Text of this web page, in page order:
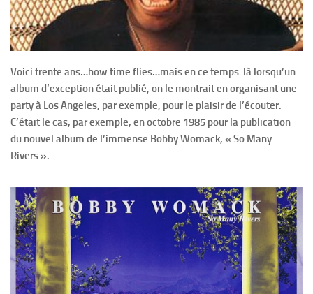
Voici trente ans…how time flies…mais en ce temps-là lorsqu’un
album d’exception était publié, on le montrait en organisant une
party à Los Angeles, par exemple, pour le plaisir de l’écouter.
C’était le cas, par exemple, en octobre 1985 pour la publication
du nouvel album de l’immense Bobby Womack, « So Many
Rivers ».